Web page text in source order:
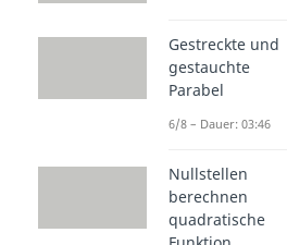
Gestreckte und
gestauchte
Parabel
6/8 – Dauer: 03:46
Nullstellen
berechnen
quadratische